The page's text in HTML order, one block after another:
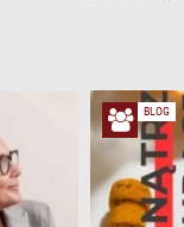
BLOG